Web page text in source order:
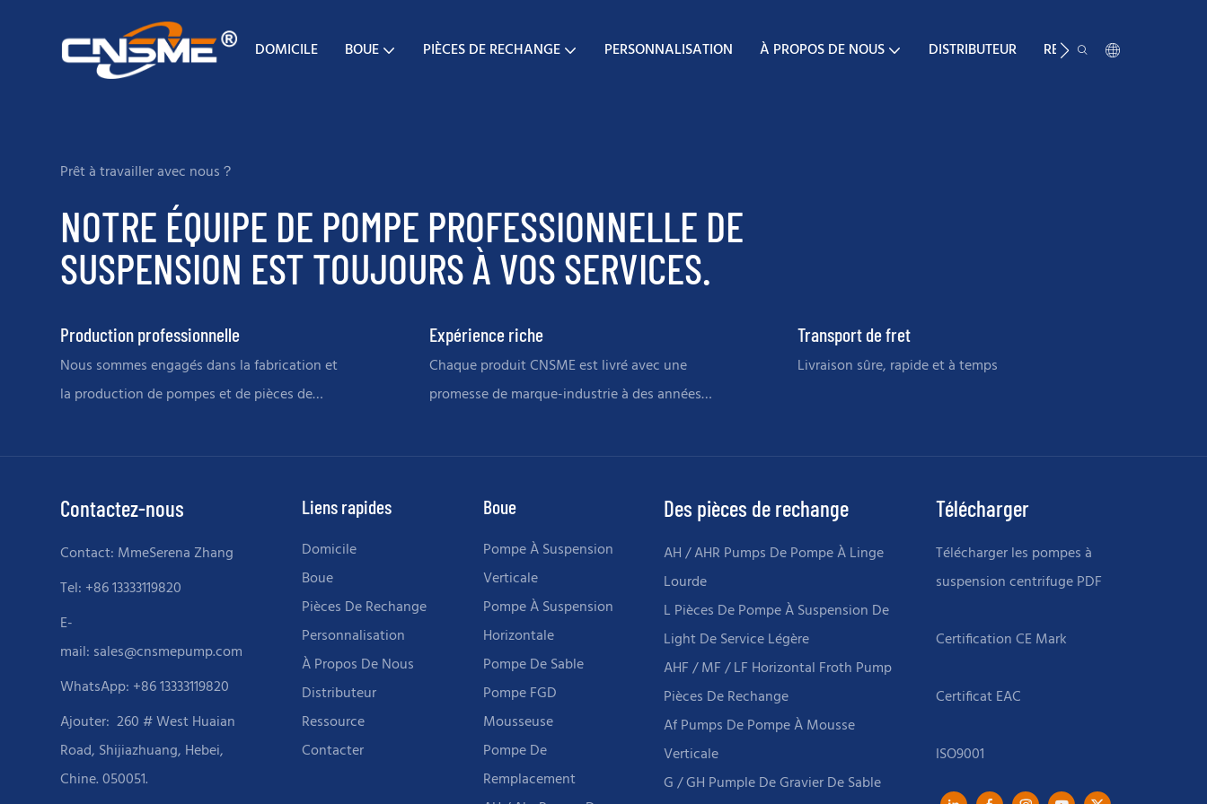
DOMICILE BOUE PIÈCES DE RECHANGE PERSONNALISATION À PROPOS DE NOUS DISTRIBUTEUR RESSOURCE
Prêt à travailler avec nous？
NOTRE ÉQUIPE DE POMPE PROFESSIONNELLE DE
SUSPENSION EST TOUJOURS À VOS SERVICES.
Production professionnelle
Nous sommes engagés dans la fabrication et
la production de pompes et de pièces de
Expérience riche
Chaque produit CNSME est livré avec une
promesse de marque-industrie à des années
Transport de fret
Livraison sûre, rapide et à temps
Contactez-nous
Contact: MmeSerena Zhang
Tel: +86 13333119820
E-
mail: sales@cnsmepump.com
WhatsApp: +86 13333119820
Ajouter: 260 # West Huaian
Road, Shijiazhuang, Hebei,
Chine. 050051.
Liens rapides
Domicile
Boue
Pièces De Rechange
Personnalisation
À Propos De Nous
Distributeur
Ressource
Contacter
Boue
Pompe À Suspension
Verticale
Pompe À Suspension
Horizontale
Pompe De Sable
Pompe FGD
Mousseuse
Pompe De
Remplacement
Des pièces de rechange
AH / AHR Pumps De Pompe À Linge
Lourde
L Pièces De Pompe À Suspension De
Light De Service Légère
AHF / MF / LF Horizontal Froth Pump
Pièces De Rechange
Af Pumps De Pompe À Mousse
Verticale
G / GH Pumple De Gravier De Sable
Télécharger
Télécharger les pompes à
suspension centrifuge PDF